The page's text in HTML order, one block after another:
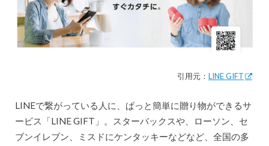
引用元：LINE GIFT
LINEで繋がっている人に、ぱっと簡単に贈り物ができるサ
ービス「LINE GIFT」。スターバックスや、ローソン、セ
ブンイレブン、ミスドにケンタッキーなどなど、全国の多